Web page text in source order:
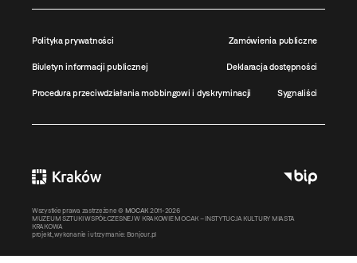
Polityka prywatności Zamówienia publiczne
Biuletyn informacji publicznej Deklaracja dostępności
Procedura przeciwdziałania mobbingowi i dyskryminacji Sygnaliści
Wszystkie prawa zastrzeżone © MOCAK 2011-2026
MUZEUM SZTUKI WSPÓŁCZESNEJ W KRAKOWIE MOCAK – INSTYTUCJA KULTURY MIASTA
KRAKOWA
projekt, wykonanie i utrzymanie: Bonjour.pl